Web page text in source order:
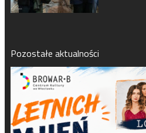
Pozostałe aktualności